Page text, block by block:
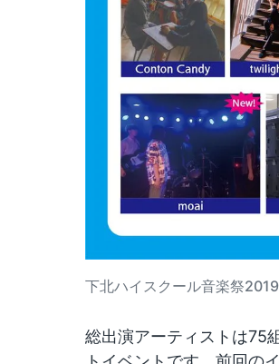
下北ハイスクール音楽祭
総出演アーティストは75